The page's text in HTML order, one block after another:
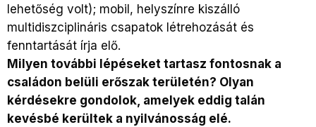
lehetőség volt); mobil, helyszínre kiszálló
multidiszciplináris csapatok létrehozását és
fenntartását írja elő.
Milyen további lépéseket tartasz fontosnak a
családon belüli erőszak területén? Olyan
kérdésekre gondolok, amelyek eddig talán
kevésbé kerültek a nyilvánosság elé.